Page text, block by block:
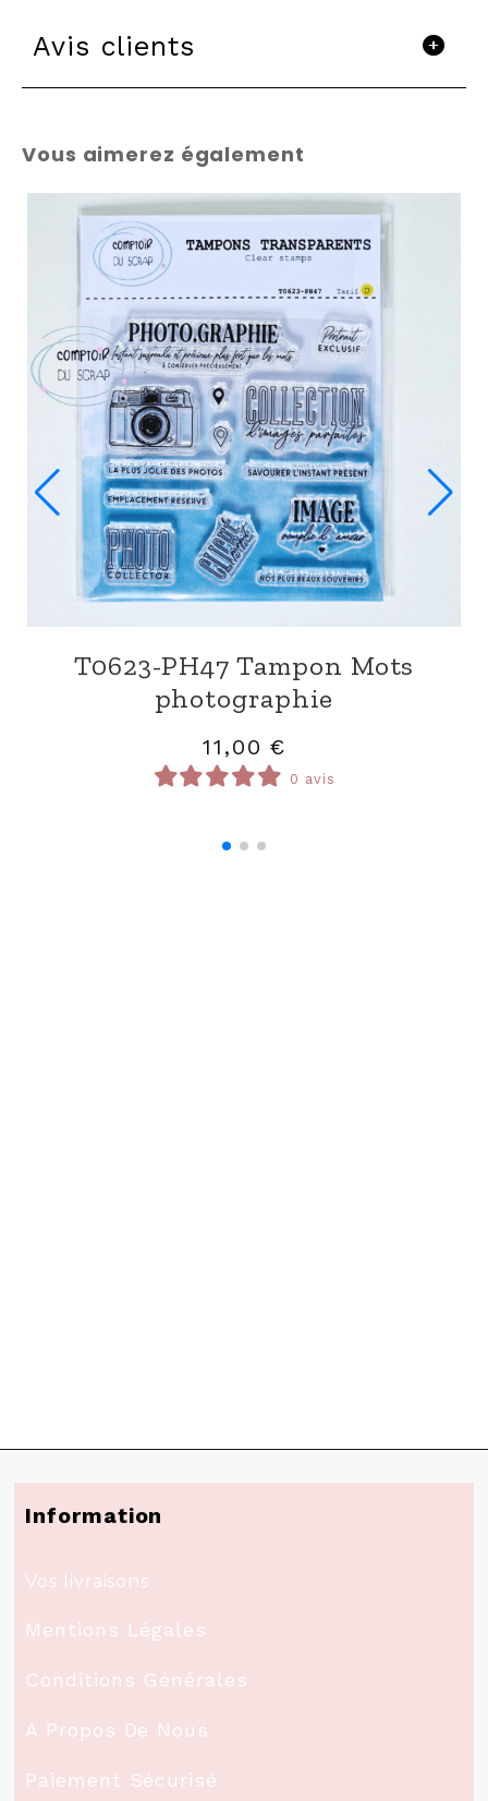
Avis clients
Vous aimerez également
P0623-EB3 Petites phrases sur
bandes couleurs
1,80€
0 avis
Information
Vos livraisons
Mentions Légales
Conditions Générales
A Propos De Nous
Paiement Sécurisé